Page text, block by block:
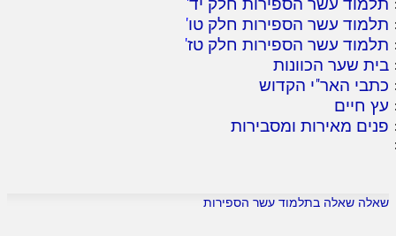
תלמוד עשר הספירות חלק טו'
תלמוד עשר הספירות חלק טז'
בית שער הכוונות
כתבי האר"י הקדוש
עץ חיים
פנים מאירות ומסבירות
שאלה שאלה בתלמוד עשר הספירות